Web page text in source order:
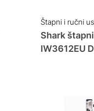
Štapni i ručni
Shark
IW3612EU